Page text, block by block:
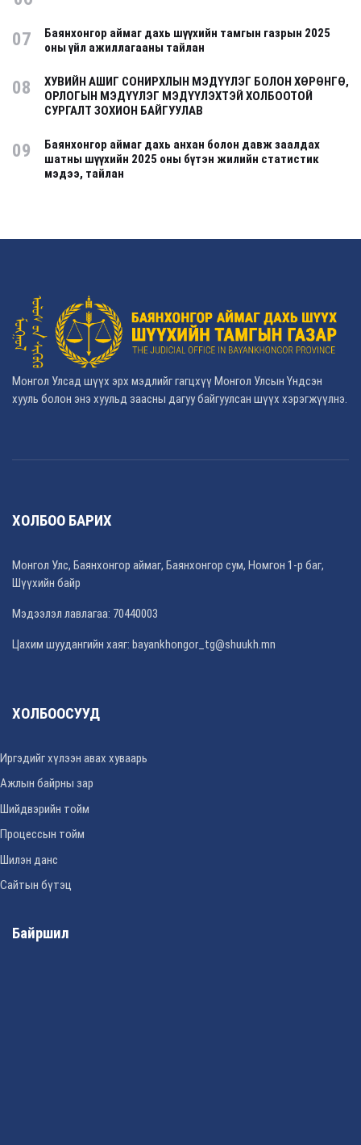
07
Баянхонгор аймаг дахь шүүхийн тамгын газрын 2025
оны үйл ажиллагааны тайлан
08
ХУВИЙН АШИГ СОНИРХЛЫН МЭДҮҮЛЭГ БОЛОН ХӨРӨНГӨ,
ОРЛОГЫН МЭДҮҮЛЭГ МЭДҮҮЛЭХТЭЙ ХОЛБООТОЙ
СУРГАЛТ ЗОХИОН БАЙГУУЛАВ
09
Баянхонгор аймаг дахь анхан болон давж заалдах
шатны шүүхийн 2025 оны бүтэн жилийн статистик
мэдээ, тайлан
Монгол Улсад шүүх эрх мэдлийг гагцхүү Монгол Улсын Үндсэн
хууль болон энэ хуульд заасны дагуу байгуулсан шүүх хэрэгжүүлнэ.
ХОЛБОО БАРИХ
Монгол Улс, Баянхонгор аймаг, Баянхонгор сум, Номгон 1-р баг,
Шүүхийн байр
Мэдээлэл лавлагаа: 70440003
Цахим шуудангийн хаяг: bayankhongor_tg@shuukh.mn
ХОЛБООСУУД
Иргэдийг хүлээн авах хуваарь
Ажлын байрны зар
Шийдвэрийн тойм
Процессын тойм
Шилэн данс
Сайтын бүтэц
Байршил